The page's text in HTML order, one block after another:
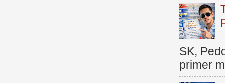
SK,
primer